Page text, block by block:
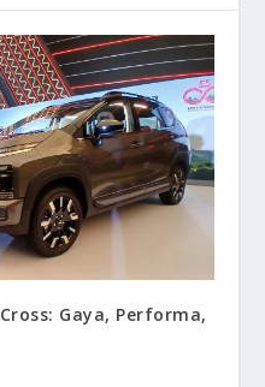
Gaya, Performa,